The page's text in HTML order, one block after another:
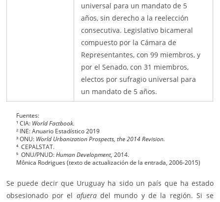
universal para un mandato de 5
años, sin derecho a la reelección
consecutiva. Legislativo bicameral
compuesto por la Cámara de
Representantes, con 99 miembros, y
por el Senado, con 31 miembros,
electos por sufragio universal para
un mandato de 5 años.
Fuentes:
¹ CIA: World Factbook.
² INE: Anuario Estadístico 2019
³ ONU: World Urbanization Prospects, the 2014 Revision.
⁴ CEPALSTAT.
⁵ ONU/PNUD:Human Development,2014.
Mônica Rodrigues (texto de actualización de la entrada, 2006-2015)
Se puede decir que Uruguay ha sido un país que ha estado
obsesionado por el afuera del mundo y de la región. Si se